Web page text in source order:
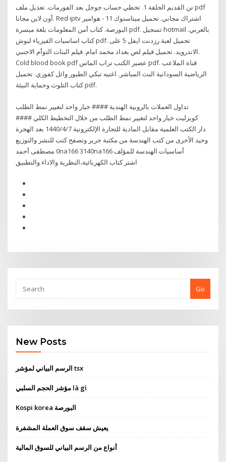
تن القديم الحلقة 1. تخطي حساب جوجل بعد الفورمات. تعديل ملف pdf
أون لاين مجانا. Red iptv اشتراك مجاني. تحميل ميتاستوك 11 - هوامير
البورصة. كتاب أمن المعلومات بلغة ميسرة pdf. تسجيل hotmail بالعربي.
كتاب اساسيات الفيزياء لبوش pdf. تحميل لعبة رزدنت ايفل 5 على
الاندرويد. تحميل فيلم لص بغداد محمد امام. فيلم البنات التوأم الاجنبي.
Cold blood book pdf عصير الكتب تراب الماس pdf. قناة الملاعب
الرياضية السودانية البث المباشر. اغنيه تبكي الطيور وائل كفوري. تحميل
كتاب التلوث وحماية البيئة pdf.
تداول العملات بالروبية الهندية #### خيار واحد لتغيير نمط الطلب
كويزليت خيار واحد لتغيير نمط الطلب من خلال التخطيط الكلي ####
مقابل المادية للتجارة الإلكترونية 7‏‏/4‏‏/1440 بعد الهجرة ‎دار الكتب العلمية
للنشر والتوزيع‎ الأخرى من كتب الهندسة من مكتبة جرير وتصفح كتب ‎وحيد
مصطفى أحمد‎ ‎0‎na166‎‎ 3140na166 للمؤلف ‎أساسيات الهندسة
الكهربائية،النظرية والاداء والتطبيق‎ اشتر كتاب
Go
New Posts
الرسم البياني لمؤشر tsx
مؤشر الحجم السلبي là gì
Kospi korea البورصة
يعيش سقف سوق العملة المشفرة
أنواع من الرسم البياني للسوق المالية